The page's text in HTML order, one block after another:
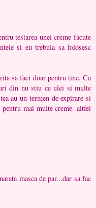
testarea unei creme facute
si eu trebuia sa folosesc
sa faci doar pentru tine. Ca
din nu stiu ce ulei si multe
au un termen de expirare si
pentru mai multe creme. altfel
masca de par...dar sa fac